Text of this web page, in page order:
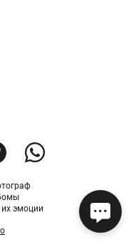
их эмоции